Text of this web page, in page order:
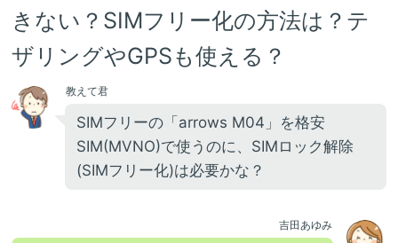
きない？SIMフリー化の方法は？テ
ザリングやGPSも使える？
教えて君
SIMフリーの「arrows M04」を格安
SIM(MVNO)で使うのに、SIMロック解除
(SIMフリー化)は必要かな？
吉田あゆみ